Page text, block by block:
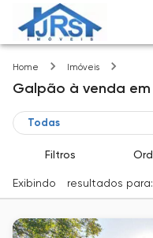
Home Imóveis
Galpão à venda em
Filtros
Exibindo resultados para: